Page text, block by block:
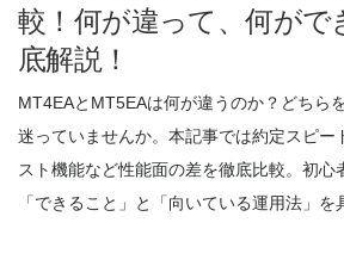
較！何が違って、何がで
底解説！
MT4EAとMT5EAは何が違うのか？どちら
迷っていませんか。本記事では約定スピー
スト機能など性能面の差を徹底比較。初心
「できること」と「向いている運用法」を